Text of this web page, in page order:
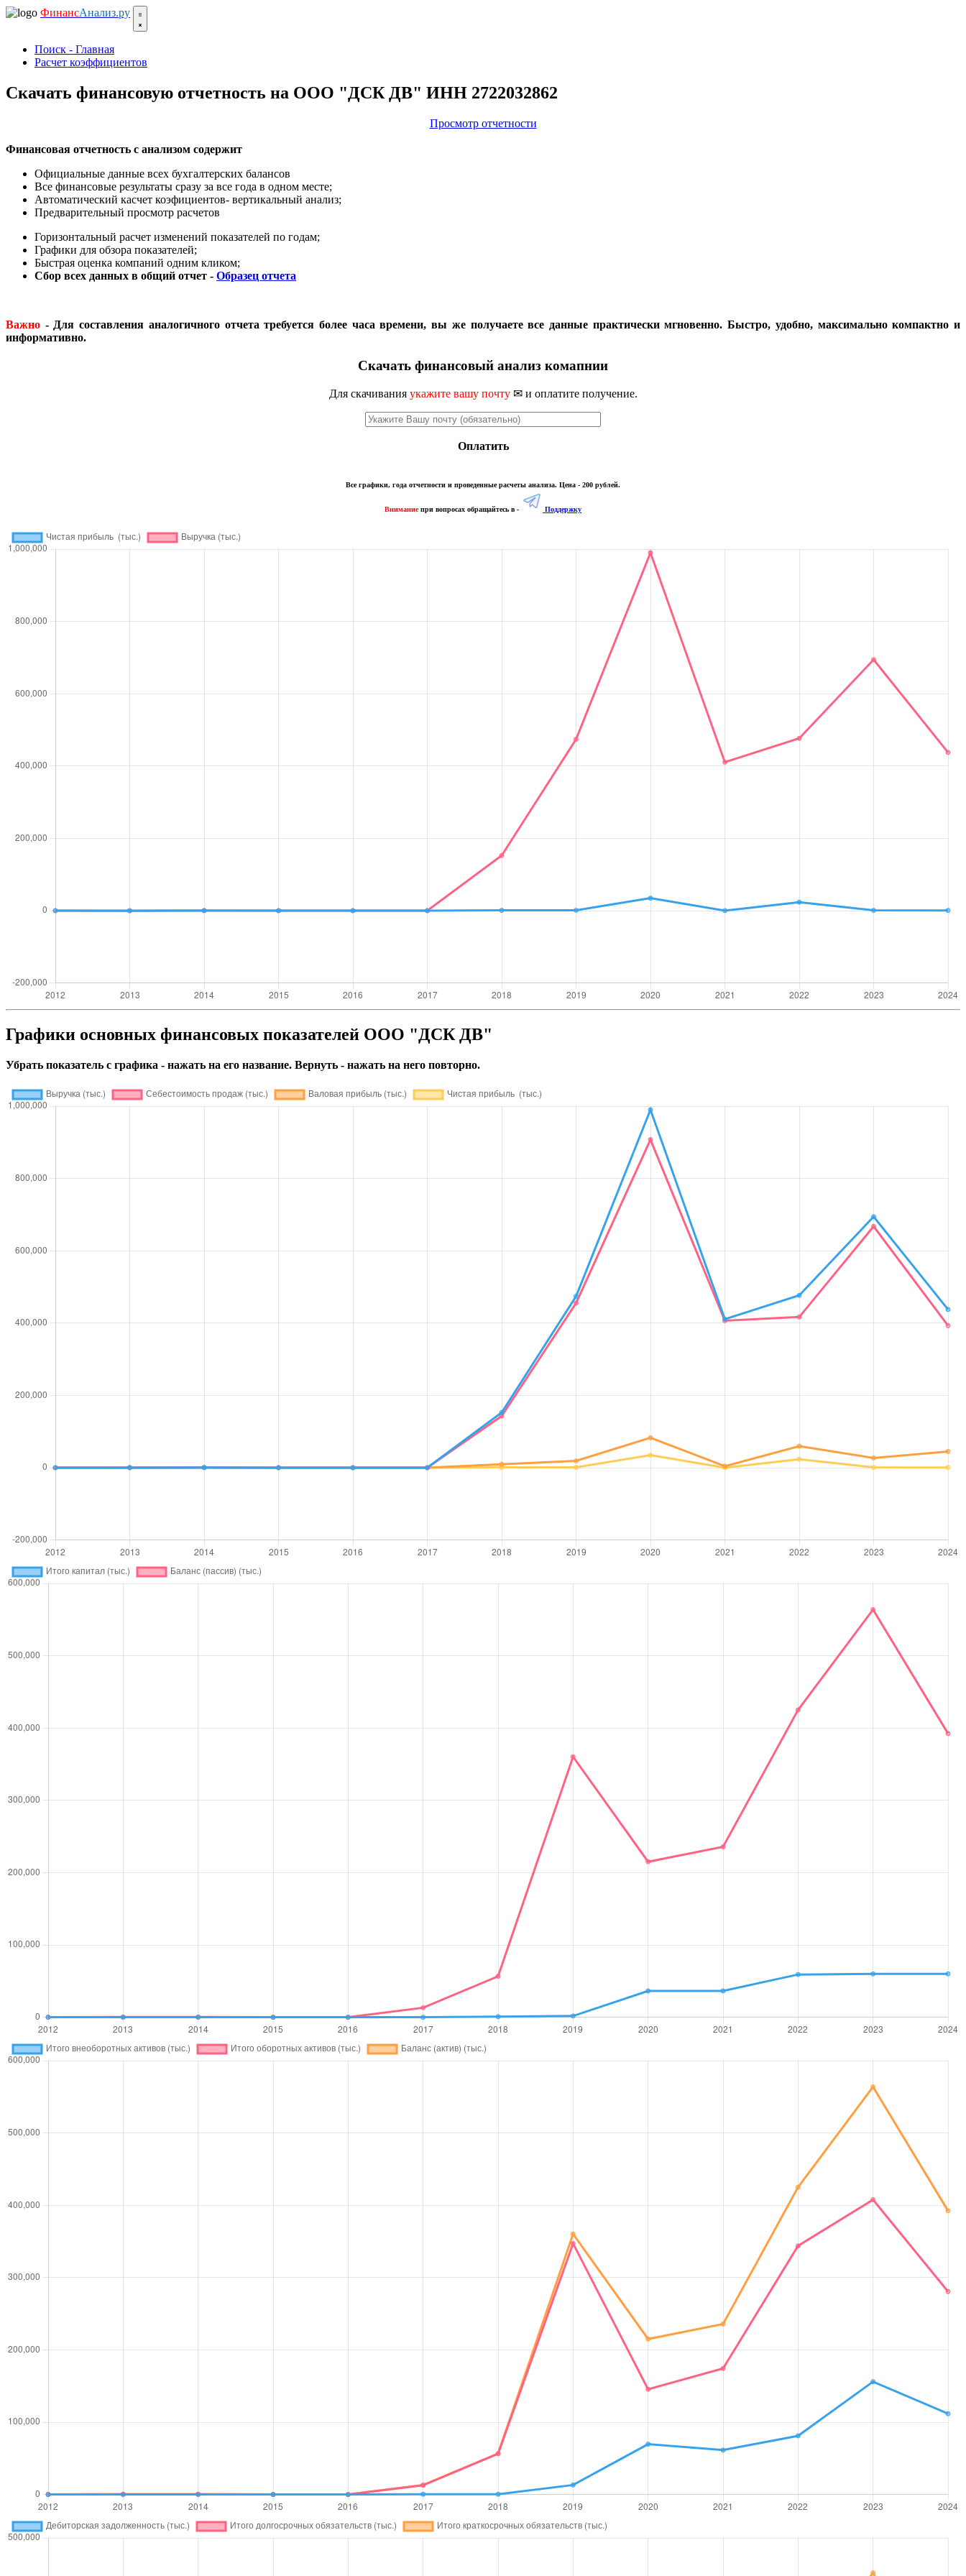
ФинансАнализ.ру
Поиск - Главная
Расчет коэффициентов
Скачать финансовую отчетность на ООО "ДСК ДВ" ИНН 2722032862
Просмотр отчетности
Финансовая отчетность с анализом содержит
Официальные данные всех бухгалтерских балансов
Все финансовые результаты сразу за все года в одном месте;
Автоматический касчет коэфициентов- вертикальный анализ;
Предварительный просмотр расчетов
Горизонтальный расчет изменений показателей по годам;
Графики для обзора показателей;
Быстрая оценка компаний одним кликом;
Сбор всех данных в общий отчет - Образец отчета
Важно - Для составления аналогичного отчета требуется более часа времени, вы же получаете все данные практически мгновенно. Быстро, удобно, максимально компактно и
информативно.
Скачать финансовый анализ комапнии
Для скачивания укажите вашу почту✉ и оплатите получение.
Оплатить
Все графики, года отчетности и проведенные расчеты анализа. Цена - 200 рублей.
Внимание при вопросах обращайтесь в - Поддержку
Графики основных финансовых показателей ООО "ДСК ДВ"
Убрать показатель с графика - нажать на его название. Вернуть - нажать на него повторно.